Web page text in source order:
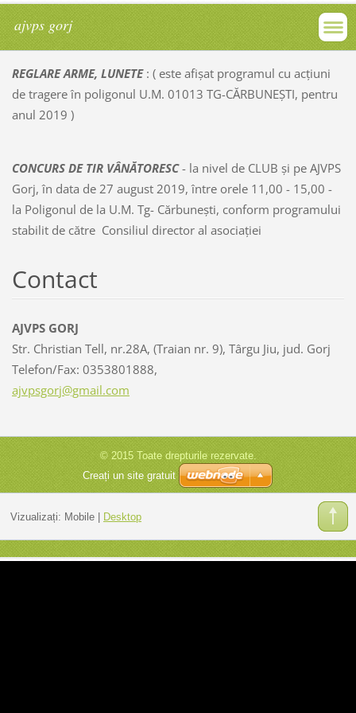
ajvps gorj
REGLARE ARME, LUNETE: ( este afișat programul cu acțiuni
de tragere în poligonul U.M. 01013 TG-CĂRBUNEȘTI, pentru
anul 2019 )
CONCURS DE TIR VÂNĂTORESC- la nivel de CLUB și pe AJVPS
Gorj, în data de 27 august 2019, între orele 11,00 - 15,00 -
la Poligonul de la U.M. Tg- Cărbunești, conform programului
stabilit de către Consiliul director al asociației
Contact
AJVPS GORJ
Str. Christian Tell, nr.28A, (Traian nr. 9), Târgu Jiu, jud. Gorj
Telefon/Fax: 0353801888,
ajvpsgorj@gmail.com
© 2015 Toate drepturile rezervate.
Creați un site gratuit
Vizualizați: Mobile| Desktop